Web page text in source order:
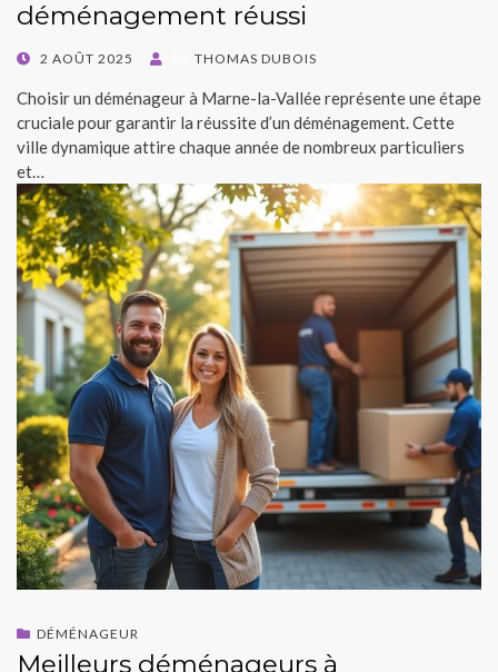
déménagement réussi
POSTED
2 AOÛT 2025 THOMAS DUBOIS
Choisir un déménageur à Marne-la-Vallée représente une étape
cruciale pour garantir la réussite d’un déménagement. Cette
ville dynamique attire chaque année de nombreux particuliers
et…
DÉMÉNAGEUR
Meilleurs déménageurs à